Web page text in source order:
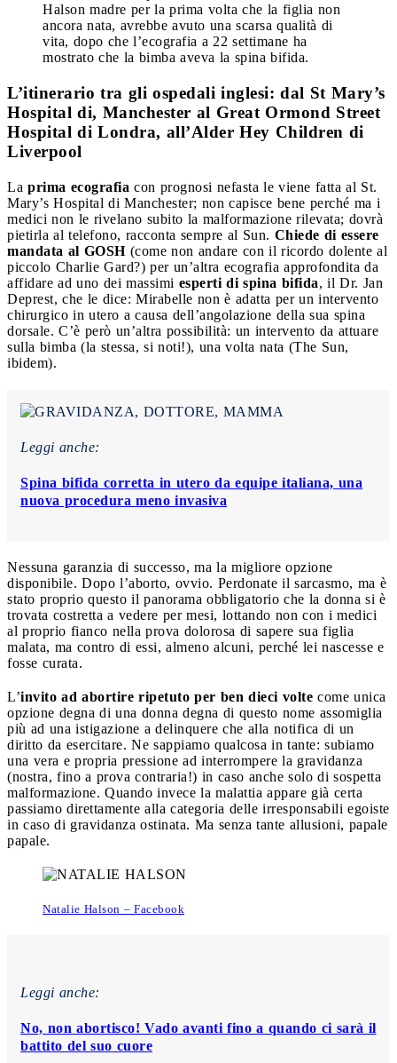
Halson madre per la prima volta che la figlia non
ancora nata, avrebbe avuto una scarsa qualità di
vita, dopo che l’ecografia a 22 settimane ha
mostrato che la bimba aveva la spina bifida.
L’itinerario tra gli ospedali inglesi: dal St Mary’s
Hospital di, Manchester al Great Ormond Street
Hospital di Londra, all’Alder Hey Children di
Liverpool
La prima ecografia con prognosi nefasta le viene fatta al St.
Mary’s Hospital di Manchester; non capisce bene perché ma i
medici non le rivelano subito la malformazione rilevata; dovrà
pietirla al telefono, racconta sempre al Sun. Chiede di essere
mandata al GOSH (come non andare con il ricordo dolente al
piccolo Charlie Gard?) per un’altra ecografia approfondita da
affidare ad uno dei massimi esperti di spina bifida, il Dr. Jan
Deprest, che le dice: Mirabelle non è adatta per un intervento
chirurgico in utero a causa dell’angolazione della sua spina
dorsale. C’è però un’altra possibilità: un intervento da attuare
sulla bimba (la stessa, si noti!), una volta nata (The Sun,
ibidem).
Leggi anche:
Spina bifida corretta in utero da equipe italiana, una
nuova procedura meno invasiva
Nessuna garanzia di successo, ma la migliore opzione
disponibile. Dopo l’aborto, ovvio. Perdonate il sarcasmo, ma è
stato proprio questo il panorama obbligatorio che la donna si è
trovata costretta a vedere per mesi, lottando non con i medici
al proprio fianco nella prova dolorosa di sapere sua figlia
malata, ma contro di essi, almeno alcuni, perché lei nascesse e
fosse curata.
L’invito ad abortire ripetuto per ben dieci volte come unica
opzione degna di una donna degna di questo nome assomiglia
più ad una istigazione a delinquere che alla notifica di un
diritto da esercitare. Ne sappiamo qualcosa in tante: subiamo
una vera e propria pressione ad interrompere la gravidanza
(nostra, fino a prova contraria!) in caso anche solo di sospetta
malformazione. Quando invece la malattia appare già certa
passiamo direttamente alla categoria delle irresponsabili egoiste
in caso di gravidanza ostinata. Ma senza tante allusioni, papale
papale.
Natalie Halson – Facebook
Leggi anche:
No, non abortisco! Vado avanti fino a quando ci sarà il
battito del suo cuore